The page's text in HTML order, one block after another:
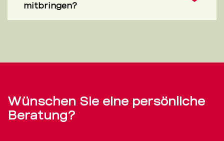
mitbringen?
Wünschen Sie eine persönliche
Beratung?